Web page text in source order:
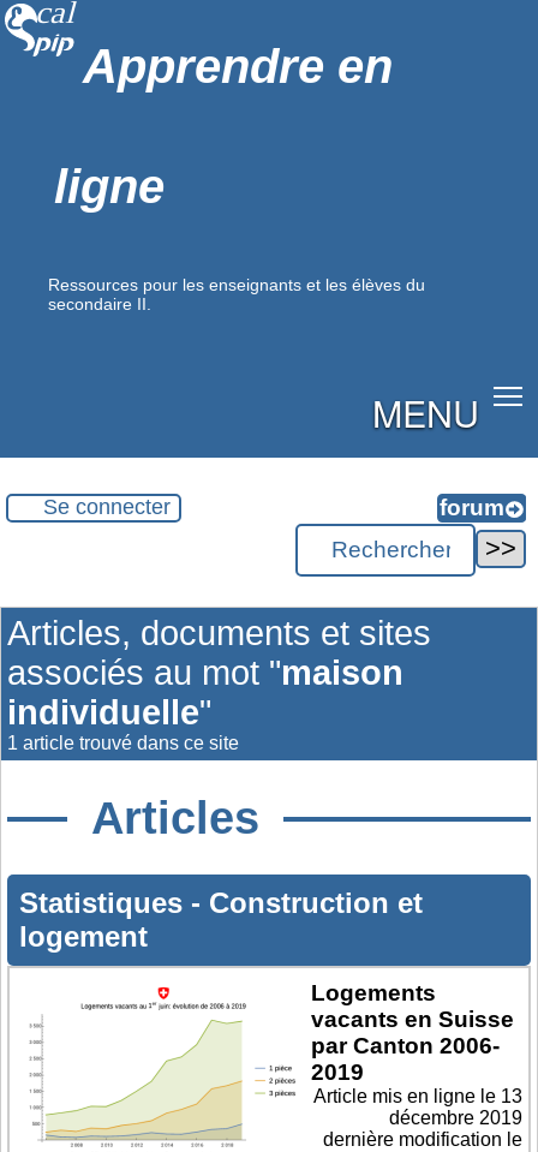
Apprendre en
ligne
Ressources pour les enseignants et les élèves du
secondaire II.
MENU
Se connecter
Articles, documents et sites
associés au mot "maison
individuelle"
1 article trouvé dans ce site
Articles
Statistiques - Construction et
logement
Logements
vacants en Suisse
par Canton 2006-
2019
Article mis en ligne le 13
décembre 2019
dernière modification le